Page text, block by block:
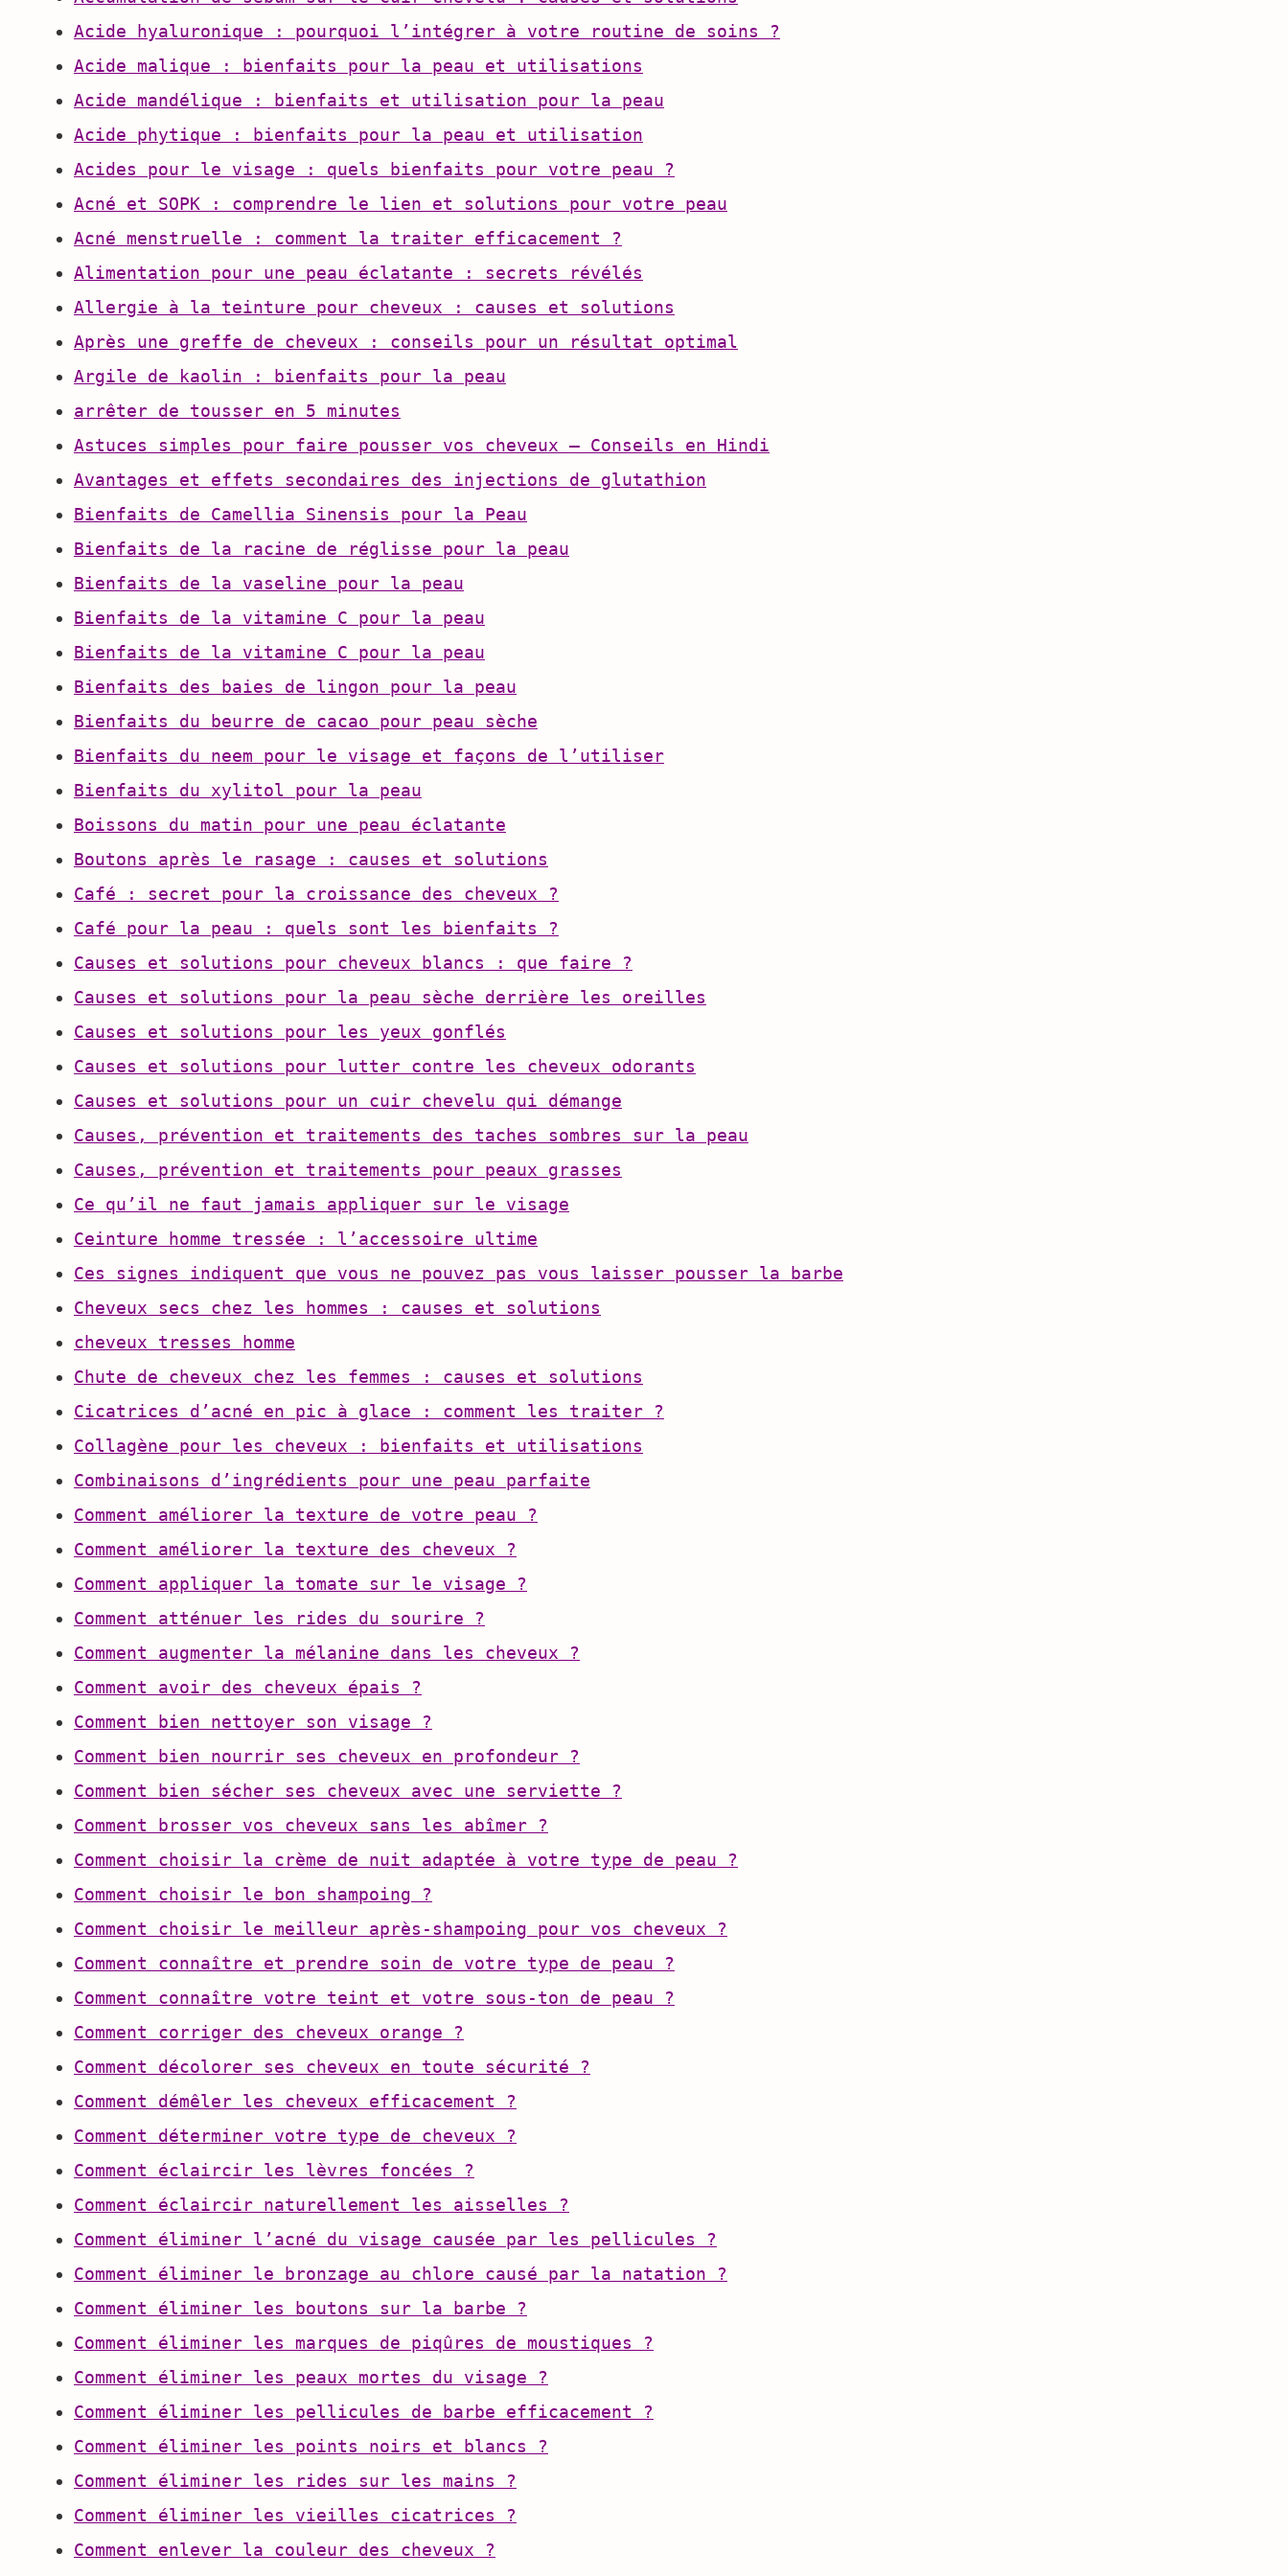
Acide hyaluronique : pourquoi l’intégrer à votre routine de soins ?
Acide malique : bienfaits pour la peau et utilisations
Acide mandélique : bienfaits et utilisation pour la peau
Acide phytique : bienfaits pour la peau et utilisation
Acides pour le visage : quels bienfaits pour votre peau ?
Acné et SOPK : comprendre le lien et solutions pour votre peau
Acné menstruelle : comment la traiter efficacement ?
Alimentation pour une peau éclatante : secrets révélés
Allergie à la teinture pour cheveux : causes et solutions
Après une greffe de cheveux : conseils pour un résultat optimal
Argile de kaolin : bienfaits pour la peau
arrêter de tousser en 5 minutes
Astuces simples pour faire pousser vos cheveux – Conseils en Hindi
Avantages et effets secondaires des injections de glutathion
Bienfaits de Camellia Sinensis pour la Peau
Bienfaits de la racine de réglisse pour la peau
Bienfaits de la vaseline pour la peau
Bienfaits de la vitamine C pour la peau
Bienfaits de la vitamine C pour la peau
Bienfaits des baies de lingon pour la peau
Bienfaits du beurre de cacao pour peau sèche
Bienfaits du neem pour le visage et façons de l’utiliser
Bienfaits du xylitol pour la peau
Boissons du matin pour une peau éclatante
Boutons après le rasage : causes et solutions
Café : secret pour la croissance des cheveux ?
Café pour la peau : quels sont les bienfaits ?
Causes et solutions pour cheveux blancs : que faire ?
Causes et solutions pour la peau sèche derrière les oreilles
Causes et solutions pour les yeux gonflés
Causes et solutions pour lutter contre les cheveux odorants
Causes et solutions pour un cuir chevelu qui démange
Causes, prévention et traitements des taches sombres sur la peau
Causes, prévention et traitements pour peaux grasses
Ce qu’il ne faut jamais appliquer sur le visage
Ceinture homme tressée : l’accessoire ultime
Ces signes indiquent que vous ne pouvez pas vous laisser pousser la barbe
Cheveux secs chez les hommes : causes et solutions
cheveux tresses homme
Chute de cheveux chez les femmes : causes et solutions
Cicatrices d’acné en pic à glace : comment les traiter ?
Collagène pour les cheveux : bienfaits et utilisations
Combinaisons d’ingrédients pour une peau parfaite
Comment améliorer la texture de votre peau ?
Comment améliorer la texture des cheveux ?
Comment appliquer la tomate sur le visage ?
Comment atténuer les rides du sourire ?
Comment augmenter la mélanine dans les cheveux ?
Comment avoir des cheveux épais ?
Comment bien nettoyer son visage ?
Comment bien nourrir ses cheveux en profondeur ?
Comment bien sécher ses cheveux avec une serviette ?
Comment brosser vos cheveux sans les abîmer ?
Comment choisir la crème de nuit adaptée à votre type de peau ?
Comment choisir le bon shampoing ?
Comment choisir le meilleur après-shampoing pour vos cheveux ?
Comment connaître et prendre soin de votre type de peau ?
Comment connaître votre teint et votre sous-ton de peau ?
Comment corriger des cheveux orange ?
Comment décolorer ses cheveux en toute sécurité ?
Comment démêler les cheveux efficacement ?
Comment déterminer votre type de cheveux ?
Comment éclaircir les lèvres foncées ?
Comment éclaircir naturellement les aisselles ?
Comment éliminer l’acné du visage causée par les pellicules ?
Comment éliminer le bronzage au chlore causé par la natation ?
Comment éliminer les boutons sur la barbe ?
Comment éliminer les marques de piqûres de moustiques ?
Comment éliminer les peaux mortes du visage ?
Comment éliminer les pellicules de barbe efficacement ?
Comment éliminer les points noirs et blancs ?
Comment éliminer les rides sur les mains ?
Comment éliminer les vieilles cicatrices ?
Comment enlever la couleur des cheveux ?